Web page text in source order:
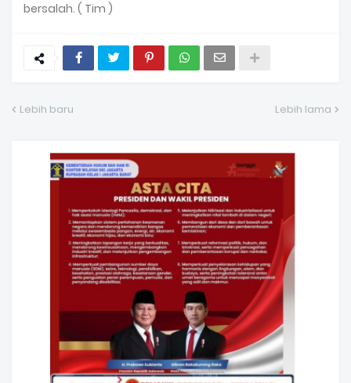
bersalah. ( Tim )
Lebih baru Lebih lama